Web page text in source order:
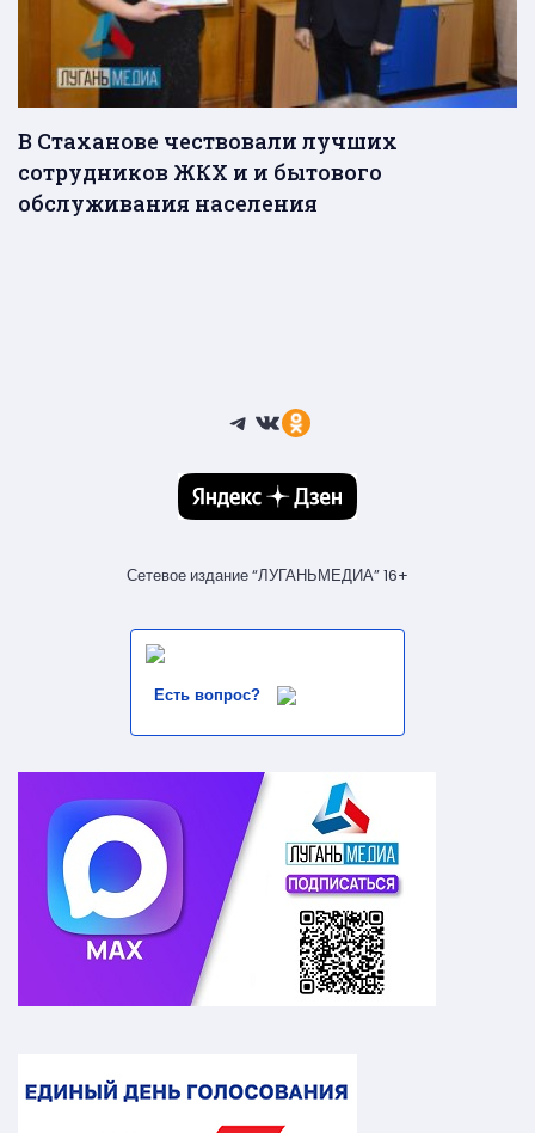
В Стаханове чествовали лучших
сотрудников ЖКХ и и бытового
обслуживания населения
Telegram
ВКонтакте
Ссылка
Сетевое издание “ЛУГАНЬМЕДИА” 16+
Есть вопрос?